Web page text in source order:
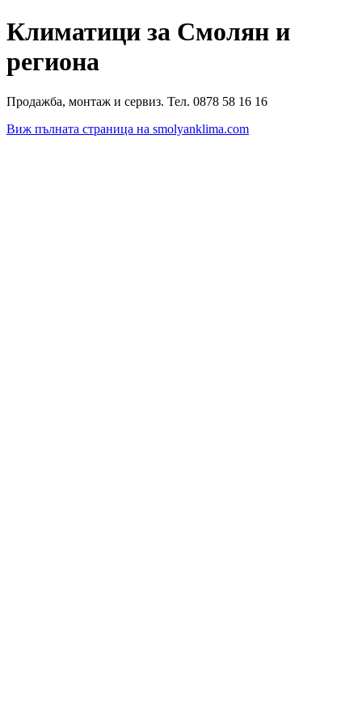
Климатици за Смолян и
региона
Продажба, монтаж и сервиз. Тел. 0878 58 16 16
Виж пълната страница на smolyanklima.com